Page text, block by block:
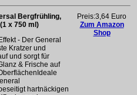
Bergfrühling,
x 750 ml)
- Der General
Kratzer und
und sorgt für
& Frische auf
hartnäckigen
Preis:3,64 Euro
Zum Amazon
Shop